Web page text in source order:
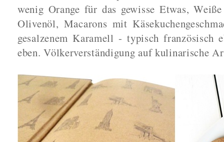
wenig Orange für das gewisse Etwas,
Olivenöl, Macarons mit
gesalzenem Karamell - typisch französisch
eben. Völkerverständigung auf kulinarische